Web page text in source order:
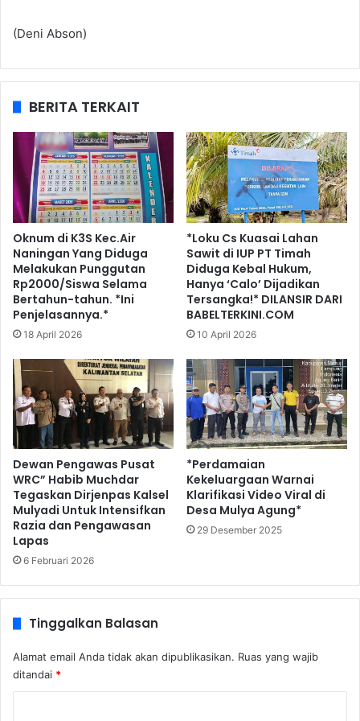
(Deni Abson)
BERITA TERKAIT
Oknum di K3S Kec.Air
Naningan Yang Diduga
Melakukan Punggutan
Rp2000/Siswa Selama
Bertahun-tahun. *Ini
Penjelasannya.*
18 April 2026
*Loku Cs Kuasai Lahan
Sawit di IUP PT Timah
Diduga Kebal Hukum,
Hanya ‘Calo’ Dijadikan
Tersangka!* DILANSIR DARI
BABELTERKINI.COM
10 April 2026
Dewan Pengawas Pusat
WRC” Habib Muchdar
Tegaskan Dirjenpas Kalsel
Mulyadi Untuk Intensifkan
Razia dan Pengawasan
Lapas
6 Februari 2026
*Perdamaian
Kekeluargaan Warnai
Klarifikasi Video Viral di
Desa Mulya Agung*
29 Desember 2025
Tinggalkan Balasan
Alamat email Anda tidak akan dipublikasikan. Ruas yang wajib
ditandai *